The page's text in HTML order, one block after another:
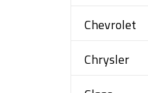
Chevrolet
Chrysler